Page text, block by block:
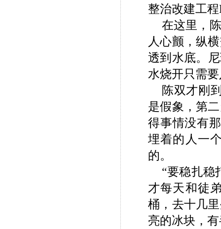
整治改建工程
在这里，
人心颤，纵
透到水底。
水烧开只需
陈双才刚
是假象，第
得事情没有
埋着的人一
的。
“要稳扎稳
才每天和徒
桶，去十几
亮的冰块，